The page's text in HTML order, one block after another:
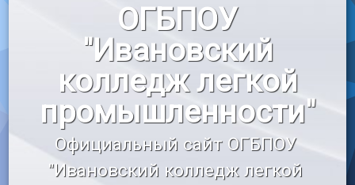
«Профессионалы»
«Профессионалитет»
Образовательный кредит
ОГБПОУ
"Ивановский
колледж легкой
промышленности"
Официальный сайт ОГБПОУ
"Ивановский колледж легкой